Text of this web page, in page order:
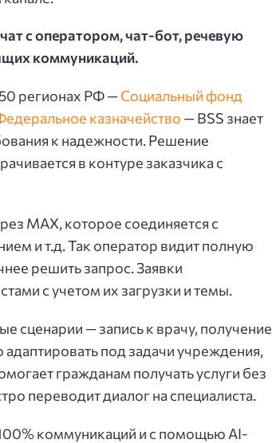
с оператором, чат-бот, речевую
коммуникаций.
регионах РФ — Социальный фонд
казначейство — BSS знает
к надежности. Решение
в контуре заказчика с
MAX, которое соединяется с
и т.д. Так оператор видит полную
решить запрос. Заявки
с учетом их загрузки и темы.
сценарии — запись к врачу, получение
под задачи учреждения,
гражданам получать услуги без
переводит диалог на специалиста.
коммуникаций и с помощью AI-